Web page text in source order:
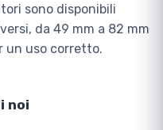
sono disponibili
da 49 mm a 82 mm
un uso corretto.
noi